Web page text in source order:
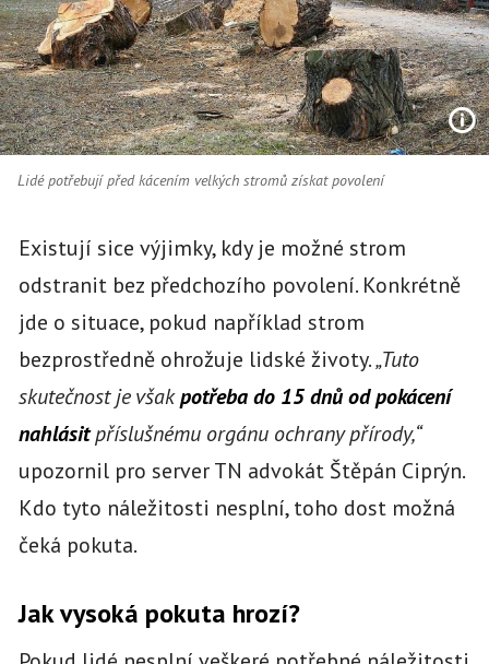
Lidé potřebují před kácením velkých stromů získat povolení
Existují sice výjimky, kdy je možné strom
odstranit bez předchozího povolení. Konkrétně
jde o situace, pokud například strom
bezprostředně ohrožuje lidské životy.„Tuto
skutečnost je všakpotřeba do 15 dnů od pokácení
nahlásitpříslušnému orgánu ochrany přírody,“
upozornil pro server TN advokát Štěpán Ciprýn.
Kdo tyto náležitosti nesplní, toho dost možná
čeká pokuta.
Jak vysoká pokuta hrozí?